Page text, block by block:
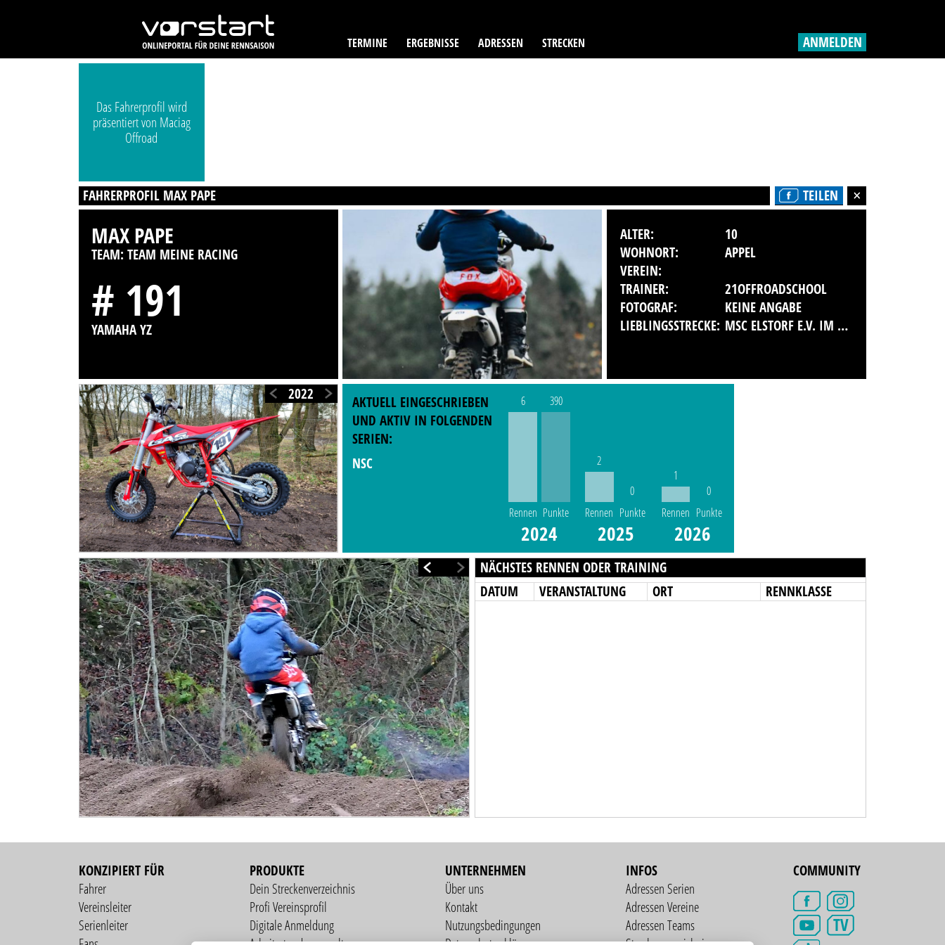
TERMINE ERGEBNISSE ADRESSEN STRECKEN ANMELDEN
Das Fahrerprofil wird
präsentiert von Maciag
Offroad
FAHRERPROFIL MAX PAPE TEILEN
MAX PAPE
TEAM: TEAM MEINE RACING
# 191
YAMAHA YZ
ALTER:
10
WOHNORT:
APPEL
VEREIN:
TRAINER:
21OFFROADSCHOOL
FOTOGRAF:
KEINE ANGABE
LIEBLINGSSTRECKE:
MSC ELSTORF E.V. IM ADAC
2022
AKTUELL EINGESCHRIEBEN
UND AKTIV IN FOLGENDEN
SERIEN:
NSC
6
Rennen
390
Punkte
2024
2
Rennen
0
Punkte
2025
1
Rennen
0
Punkte
2026
NÄCHSTES RENNEN ODER TRAINING
DATUM
VERANSTALTUNG ORT RENNKLASSE
KONZIPIERT FÜR
Fahrer
Vereinsleiter
Serienleiter
PRODUKTE
Dein Streckenverzeichnis
Profi Vereinsprofil
Digitale Anmeldung
UNTERNEHMEN
Über uns
Kontakt
Nutzungsbedingungen
INFOS
Adressen Serien
Adressen Vereine
Adressen Teams
COMMUNITY
TV